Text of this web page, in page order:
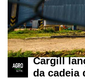
Cargill
da cadeia